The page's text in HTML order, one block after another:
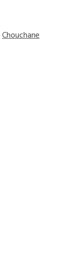
Chouchane